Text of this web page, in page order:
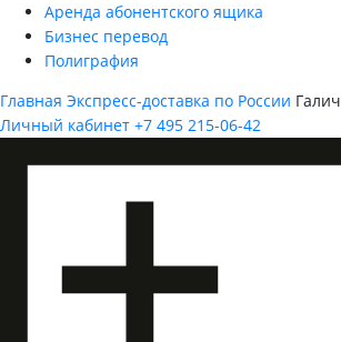
Аренда абонентского ящика
Бизнес перевод
Полиграфия
Главная Экспресс-доставка по России Галич
Личный кабинет +7 495 215-06-42